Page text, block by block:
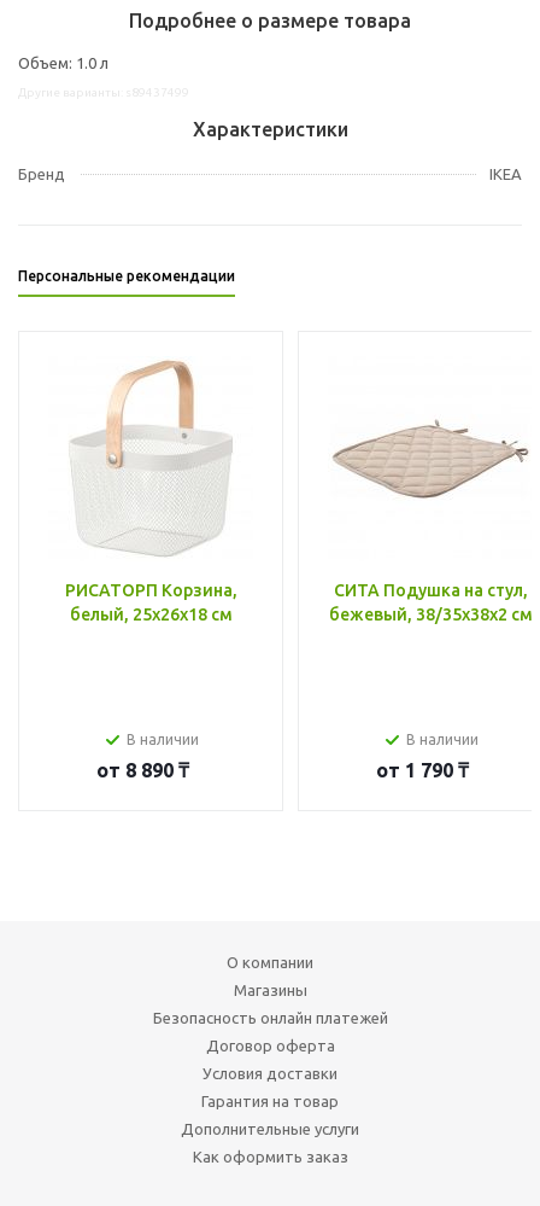
Подробнее о размере товара
Объем: 1.0 л
Характеристики
Бренд IKEA
Персональные рекомендации
РИСАТОРП Корзина,
белый, 25x26x18 см
В наличии
от 8 890 ₸
СИТА Подушка на стул,
бежевый, 38/35x38x2 см
В наличии
от 1 790 ₸
О компании
Магазины
Безопасность онлайн платежей
Договор оферта
Условия доставки
Гарантия на товар
Дополнительные услуги
Как оформить заказ